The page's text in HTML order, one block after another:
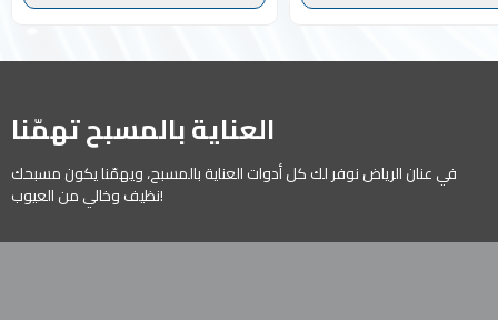
العناية بالمسبح تهمّنا
في عنان الرياض نوفر لك كل أدوات العناية بالمسبح، ويهمّنا يكون مسبحك
نظيف وخالي من العيوب!